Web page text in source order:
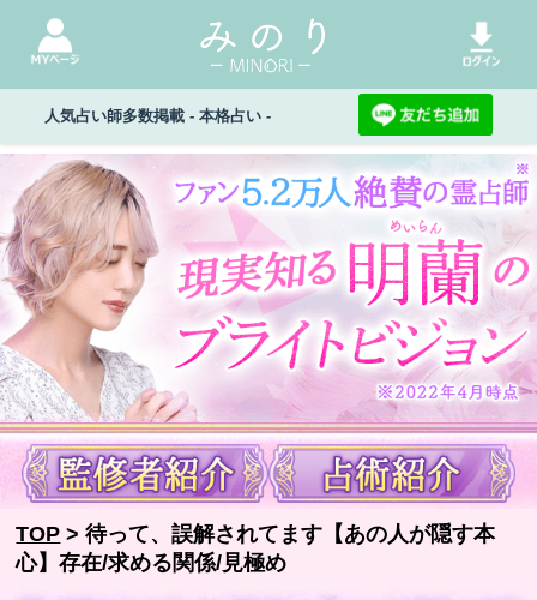
人気占い師多数掲載 - 本格占い -
TOP > 待って、誤解されてます【あの人が隠す本
心】存在/求める関係/見極め